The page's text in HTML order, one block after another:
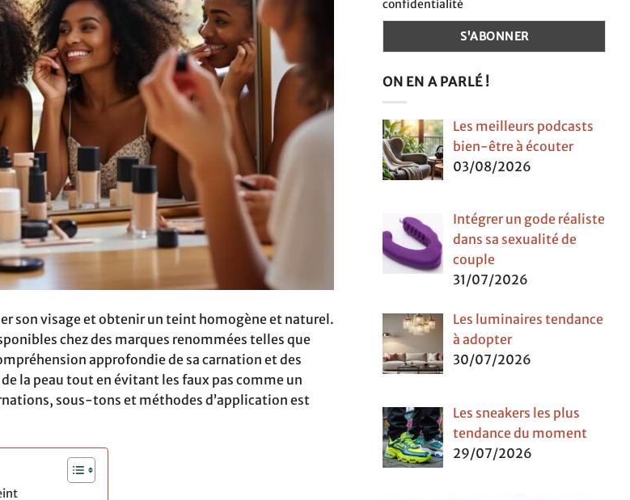
son visage et obtenir un teint homogène et naturel.
chez des marques renommées telles que
approfondie de sa carnation et des
la peau tout en évitant les faux pas comme un
sous-tons et méthodes d’application est
confidentialité
ON EN A PARLÉ !
Les meilleurs podcasts
bien-être à écouter
03/08/2026
Intégrer un gode réaliste
dans sa sexualité de
couple
31/07/2026
Les luminaires tendance
à adopter
30/07/2026
Les sneakers les plus
tendance du moment
29/07/2026